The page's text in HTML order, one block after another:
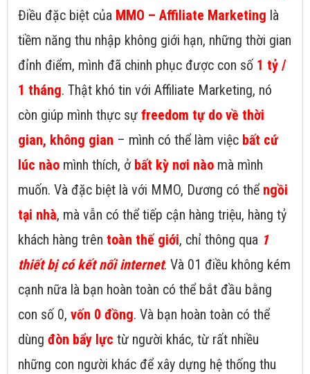
Điều đặc biệt của MMO – Affiliate Marketing là
tiềm năng thu nhập không giới hạn, những thời gian
đỉnh điểm, mình đã chinh phục được con số 1 tỷ /
1 tháng. Thật khó tin với Affiliate Marketing, nó
còn giúp mình thực sự freedom tự do về thời
gian, không gian – mình có thể làm việc bất cứ
lúc nào mình thích, ở bất kỳ nơi nào mà mình
muốn. Và đặc biệt là với MMO, Dương có thể ngồi
tại nhà, mà vẫn có thể tiếp cận hàng triệu, hàng tỷ
khách hàng trên toàn thế giới, chỉ thông qua 1
thiết bị có kết nối internet. Và 01 điều không kém
cạnh nữa là bạn hoàn toàn có thể bắt đầu bằng
con số 0, vốn 0 đồng. Và bạn hoàn toàn có thể
dùng đòn bẩy lực từ người khác, từ rất nhiều
những con người khác để xây dựng hệ thống thu